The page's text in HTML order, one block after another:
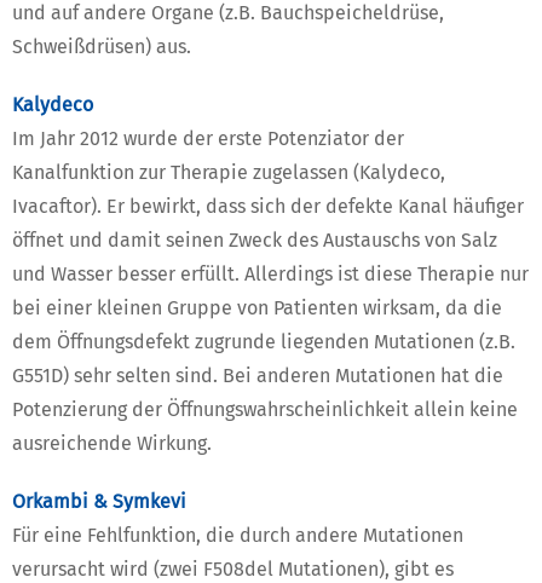
und auf andere Organe (z.B. Bauchspeicheldrüse,
Schweißdrüsen) aus.
Kalydeco
Im Jahr 2012 wurde der erste Potenziator der
Kanalfunktion zur Therapie zugelassen (Kalydeco,
Ivacaftor). Er bewirkt, dass sich der defekte Kanal häufiger
öffnet und damit seinen Zweck des Austauschs von Salz
und Wasser besser erfüllt. Allerdings ist diese Therapie nur
bei einer kleinen Gruppe von Patienten wirksam, da die
dem Öffnungsdefekt zugrunde liegenden Mutationen (z.B.
G551D) sehr selten sind. Bei anderen Mutationen hat die
Potenzierung der Öffnungswahrscheinlichkeit allein keine
ausreichende Wirkung.
Orkambi & Symkevi
Für eine Fehlfunktion, die durch andere Mutationen
verursacht wird (zwei F508del Mutationen), gibt es